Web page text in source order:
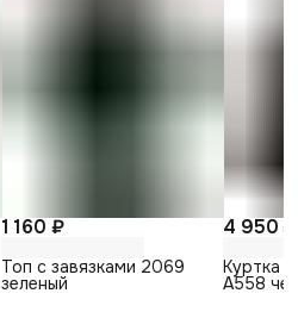
1 160 ₽
Топ с завязками 2069
зеленый
4 950 ₽
Куртка
А558